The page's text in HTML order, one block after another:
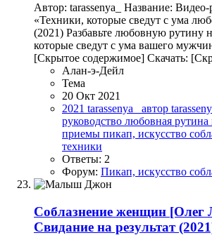
Автор: tarassenya_ Название: Видео-
«Техники, которые сведут с ума
(2021) Разбавьте любовную рутину
которые сведут с ума вашего
[Скрытое содержимое] Скачать:
Алан-э-Дейл
Тема
20 Окт 2021
2021 tarassenya_ автор
руководство любовная рутина
приемы пикап, искусство
техники
Ответы: 2
Форум: Пикап, искусство
Соблазнение женщин [Олег
Свидание на результат